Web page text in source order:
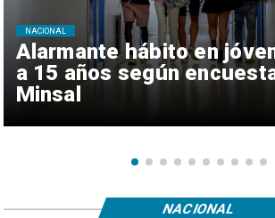
Alarmante hábito en
a 15 años según
Minsal
NACIONAL
NACIONAL